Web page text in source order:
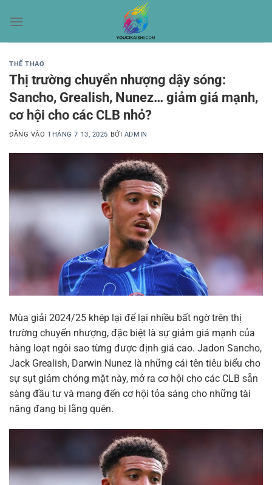
qua
THỂ THAO
Thị trường chuyển nhượng dậy sóng:
Sancho, Grealish, Nunez… giảm giá mạnh,
cơ hội cho các CLB nhỏ?
ĐĂNG VÀOTHÁNG 7 13, 2025 BỞI ADMIN
Mùa giải 2024/25 khép lại để lại nhiều bất ngờ trên thị
trường chuyển nhượng, đặc biệt là sự giảm giá mạnh của
hàng loạt ngôi sao từng được định giá cao. Jadon Sancho,
Jack Grealish, Darwin Nunez là những cái tên tiêu biểu cho
sự sụt giảm chóng mặt này, mở ra cơ hội cho các CLB sẵn
sàng đầu tư và mang đến cơ hội tỏa sáng cho những tài
năng đang bị lãng quên.